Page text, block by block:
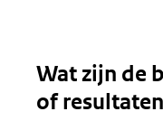
Wat zijn de
of